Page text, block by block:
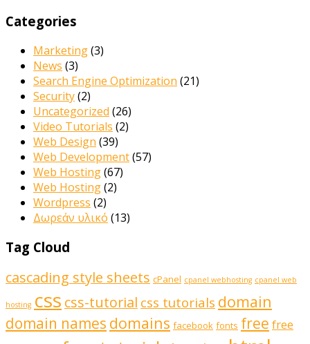
Categories
Marketing(3)
News (3)
Search Engine Optimization (21)
Security(2)
Uncategorized (26)
Video Tutorials (2)
Web Design (39)
Web Development(57)
Web Hosting(67)
Web Hosting(2)
Wordpress (2)
Δωρεάν υλικό (13)
Tag Cloud
cascading style sheets cPanel cpanel webhosting cpanel web
hosting css css-tutorial css tutorials domain
domain names domains facebook fonts free free